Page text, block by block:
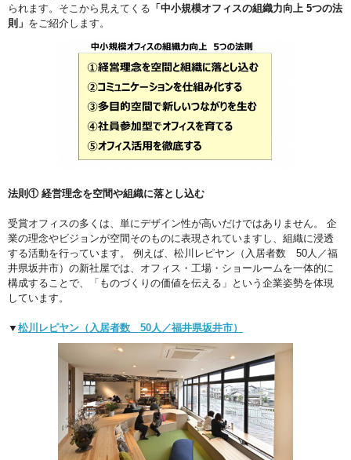
られます。そこから見えてくる 「中小規模オフィスの組織力向上 5つの法
則」 をご紹介します。
法則① 経営理念を空間や組織に落とし込む
受賞オフィスの多くは、単にデザイン性が高いだけではありません。 企
業の理念やビジョンが空間そのものに表現されていますし、組織に浸透
する活動を行っています。 例えば、松川レピヤン（入居者数 50人／福
井県坂井市）の新社屋では、オフィス・工場・ショールームを一体的に
構成することで、「ものづくりの価値を伝える」という企業姿勢を体現
しています。
▼ 松川レピヤン（入居者数 50人／福井県坂井市）